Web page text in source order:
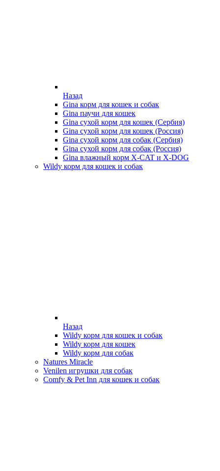
Назад
Gina корм для кошек и собак
Gina паучи для кошек
Gina сухой корм для кошек (Сербия)
Gina сухой корм для кошек (Россия)
Gina сухой корм для собак (Сербия)
Gina сухой корм для собак (Россия)
Gina влажный корм X-CAT и X-DOG
Wildy корм для кошек и собак
Назад
Wildy корм для кошек и собак
Wildy корм для кошек
Wildy корм для собак
Natures Miracle
Venilen игрушки для собак
Comfy & Pet Inn для кошек и собак